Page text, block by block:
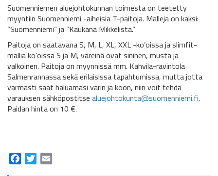
Suomenniemen aluejohtokunnan toimesta on teetetty
myyntiin Suomenniemi -aiheisia T-paitoja. Malleja on kaksi:
”Suomenniemi” ja ”Kaukana Mikkelistä.”
Paitoja on saatavana S, M, L, XL, XXL -ko’oissa ja slimfit-
mallia ko’oissa S ja M, väreinä ovat sininen, musta ja
valkoinen. Paitoja on myynnissä mm. Kahvila-ravintola
Salmenrannassa sekä erilaisissa tapahtumissa, mutta jotta
varmasti saat haluamasi värin ja koon, niin voit tehdä
varauksen sähköpostitsealuejohtokunta@suomenniemi.fi.
Paidan hinta on 10 €.
Facebook
Twitter